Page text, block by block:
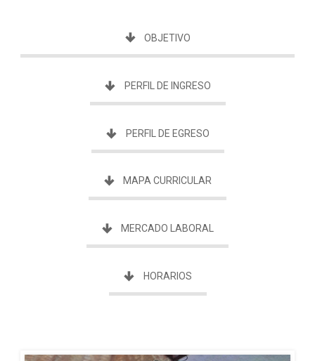
OBJETIVO
PERFIL DE INGRESO
PERFIL DE EGRESO
MAPA CURRICULAR
MERCADO LABORAL
HORARIOS